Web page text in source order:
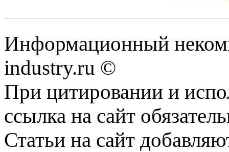
Информационный
industry.ru ©
При цитировании и
ссылка на сайт
Статьи на сайт